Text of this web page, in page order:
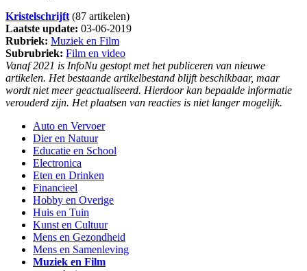
Kristelschrijft (87 artikelen)
Laatste update: 03-06-2019
Rubriek: Muziek en Film
Subrubriek: Film en video
Vanaf 2021 is InfoNu gestopt met het publiceren van nieuwe
artikelen. Het bestaande artikelbestand blijft beschikbaar, maar
wordt niet meer geactualiseerd. Hierdoor kan bepaalde informatie
verouderd zijn. Het plaatsen van reacties is niet langer mogelijk.
Auto en Vervoer
Dier en Natuur
Educatie en School
Electronica
Eten en Drinken
Financieel
Hobby en Overige
Huis en Tuin
Kunst en Cultuur
Mens en Gezondheid
Mens en Samenleving
Muziek en Film